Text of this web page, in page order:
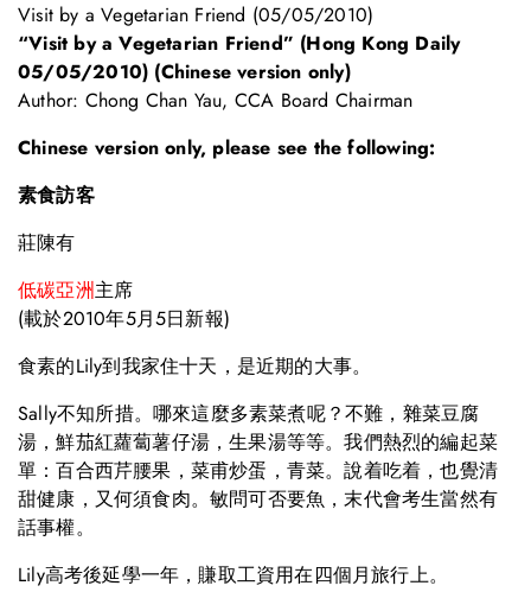
Visit by a Vegetarian Friend (05/05/2010)
“Visit by a Vegetarian Friend” (Hong Kong Daily
05/05/2010) (Chinese version only)
Author: Chong Chan Yau, CCA Board Chairman
Chinese version only, please see the following:
素食訪客
莊陳有
低碳亞洲主席
(載於2010年5月5日新報)
食素的Lily到我家住十天，是近期的大事。
Sally不知所措。哪來這麼多素菜煮呢？不難，雜菜豆腐
湯，鮮茄紅蘿蔔薯仔湯，生果湯等等。我們熱烈的編起菜
單：百合西芹腰果，菜甫炒蛋，青菜。說着吃着，也覺清
甜健康，又何須食肉。敏問可否要魚，末代會考生當然有
話事權。
Lily高考後延學一年，賺取工資用在四個月旅行上。